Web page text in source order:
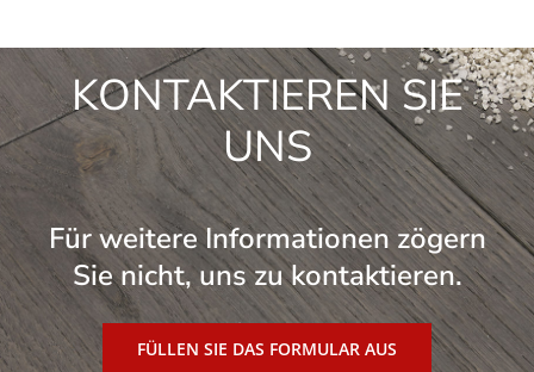
KONTAKTIEREN SIE
UNS
Für weitere Informationen zögern
Sie nicht, uns zu kontaktieren.
FÜLLEN SIE DAS FORMULAR AUS